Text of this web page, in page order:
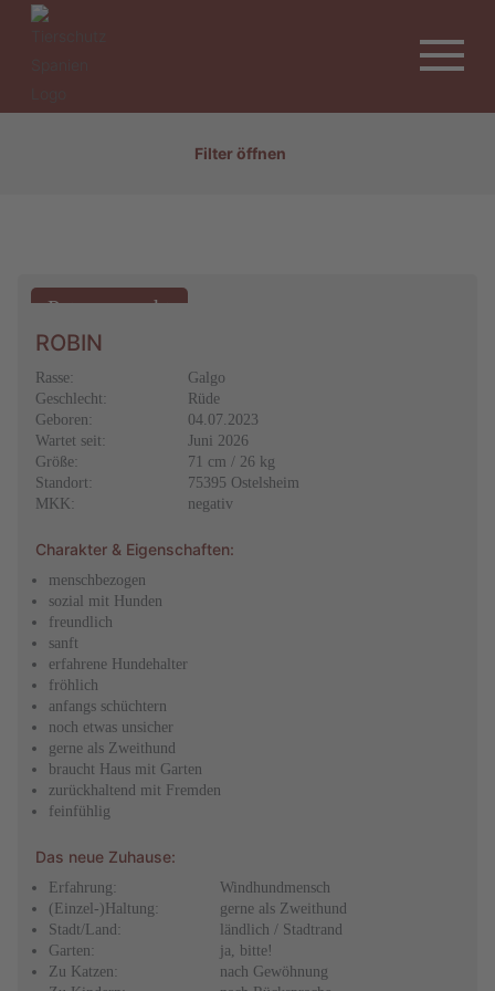
Filter öffnen
ROBIN
Rasse:
Galgo
Geschlecht:
Rüde
Geboren:
04.07.2023
Wartet seit:
Juni 2026
Größe:
71 cm / 26 kg
Standort:
75395 Ostelsheim
MKK:
negativ
Charakter & Eigenschaften:
menschbezogen
sozial mit Hunden
freundlich
sanft
erfahrene Hundehalter
fröhlich
anfangs schüchtern
noch etwas unsicher
gerne als Zweithund
braucht Haus mit Garten
zurückhaltend mit Fremden
feinfühlig
Das neue Zuhause:
Erfahrung:
Windhundmensch
(Einzel-)Haltung:
gerne als Zweithund
Stadt/Land:
ländlich / Stadtrand
Garten:
ja, bitte!
Zu Katzen:
nach Gewöhnung